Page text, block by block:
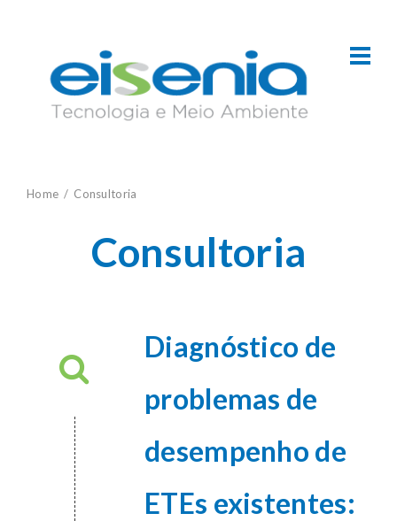
Home Consultoria
Consultoria
Diagnóstico de
problemas de
desempenho de
ETEs existentes: